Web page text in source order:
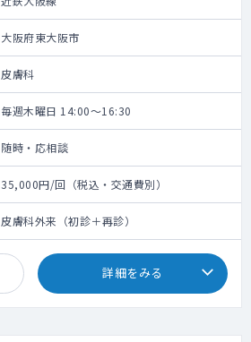
大阪府東大阪市
皮膚科
毎週木曜日 14:00～16:30
随時・応相談
35,000円/回（税込・交通費別）
皮膚科外来（初診＋再診）
詳細をみる